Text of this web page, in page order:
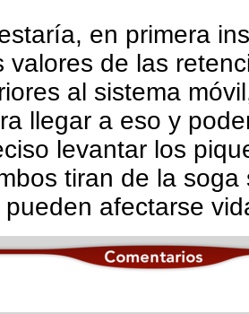
en primera
valores de las
al sistema
llegar a eso y
levantar los
tiran de la
afectarse